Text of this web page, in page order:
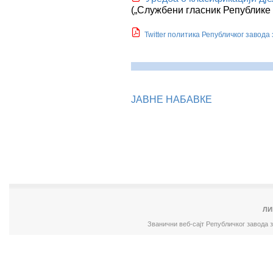
(„Службени гласник
Twitter политика Републичког завода
ЈАВНЕ НАБАВКЕ
Званични веб-сајт Републичког